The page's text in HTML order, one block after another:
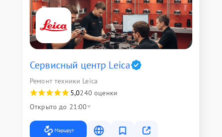
Сервисный центр Leica
Ремонт техники Leica
5,0240 оценки
Открыто до 21:00
Маршрут